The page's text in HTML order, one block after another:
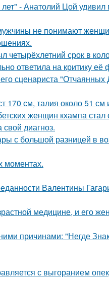
- Анатолий Цой удивил
не понимают
четырёхлетний срок в
ответила на критику
сценариста
см, талия около 51 см
женщин кхампа
диагноз.
с большой разницей в
моментах.
Валентины
медицине, и его
причинами: "Негде
с выгоранием